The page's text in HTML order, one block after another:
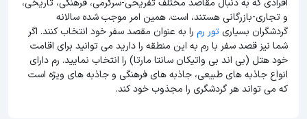
افرادی که به دنبال مقاصد مختلف تفریحی-سرگرمی، فرهنگی، تاریخی،
و تجاری-بازرگانی هستند، است. همین امر موجب شده سالانه
گردشگران بسیاریتور رم را به عنوان مقصد سفر خود انتخاب کنند. اگر
شما نیز قصد سفر با رم به این منطقه را دارید می توانید برای اقامت
خود هتل (بی اند بی واتیکان سانتا مارتا) را انتخاب نمایید. رم دارای
انواع جاذبه های طبیعی، جاذبه های فرهنگی و جاذبه های ویژه است
که می تواند هر گردشگری را مجذوب خود کند.